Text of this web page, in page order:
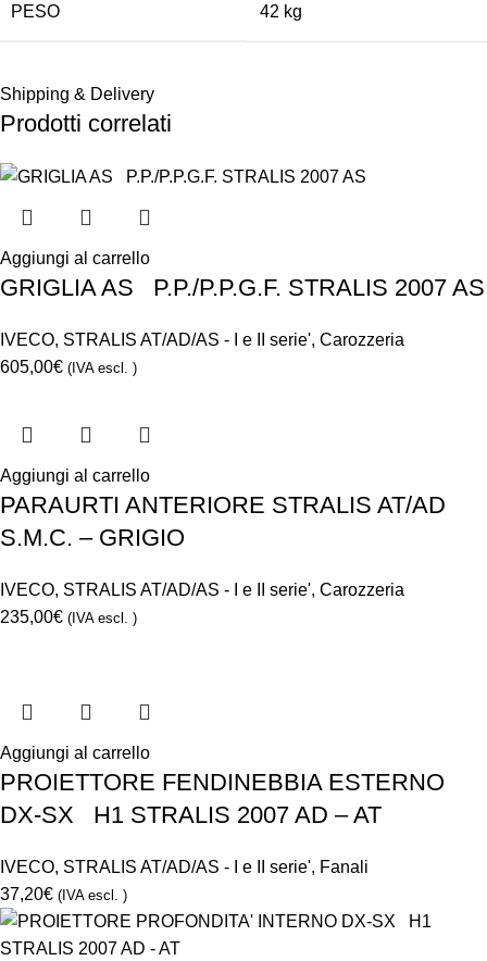
PESO 42 kg
Shipping & Delivery
Prodotti correlati
Aggiungi al carrello
GRIGLIA AS P.P./P.P.G.F. STRALIS 2007 AS
IVECO, STRALIS AT/AD/AS - I e II serie', Carozzeria
605,00€ (IVA escl. )
Aggiungi al carrello
PARAURTI ANTERIORE STRALIS AT/AD
S.M.C. – GRIGIO
IVECO, STRALIS AT/AD/AS - I e II serie', Carozzeria
235,00€ (IVA escl. )
Aggiungi al carrello
PROIETTORE FENDINEBBIA ESTERNO
DX-SX H1 STRALIS 2007 AD – AT
IVECO, STRALIS AT/AD/AS - I e II serie', Fanali
37,20€ (IVA escl. )